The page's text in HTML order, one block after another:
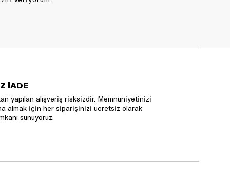
İADE
yapılan alışveriş risksizdir. Memnuniyetinizi
almak için her siparişinizi ücretsiz olarak
sunuyoruz.